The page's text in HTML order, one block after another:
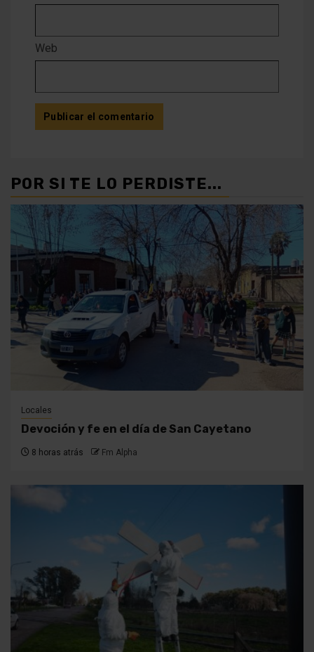
Web
POR SI TE LO PERDISTE...
Locales
Devoción y fe en el día de San Cayetano
8 horas atrás Fm Alpha